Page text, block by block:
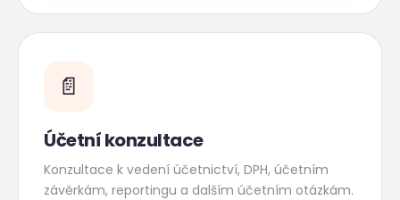
📄
Účetní konzultace
Konzultace k vedení účetnictví, DPH, účetním
závěrkám, reportingu a dalším účetním otázkám.